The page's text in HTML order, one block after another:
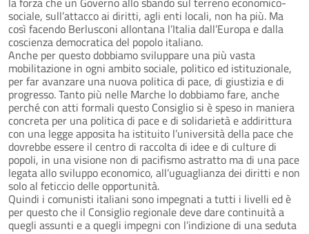
sociale, sull’attacco ai diritti, agli enti locali, non ha più. Ma
così facendo Berlusconi allontana l’Italia dall’Europa e dalla
coscienza democratica del popolo italiano.
Anche per questo dobbiamo sviluppare una più vasta
mobilitazione in ogni ambito sociale, politico ed istituzionale,
per far avanzare una nuova politica di pace, di giustizia e di
progresso. Tanto più nelle Marche lo dobbiamo fare, anche
perché con atti formali questo Consiglio si è speso in maniera
concreta per una politica di pace e di solidarietà e addirittura
con una legge apposita ha istituito l’università della pace che
dovrebbe essere il centro di raccolta di idee e di culture di
popoli, in una visione non di pacifismo astratto ma di una pace
legata allo sviluppo economico, all’uguaglianza dei diritti e non
solo al feticcio delle opportunità.
Quindi i comunisti italiani sono impegnati a tutti i livelli ed è
per questo che il Consiglio regionale deve dare continuità a
quegli assunti e a quegli impegni con l’indizione di una seduta